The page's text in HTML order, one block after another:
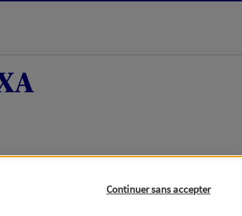
Continuer sans accepter